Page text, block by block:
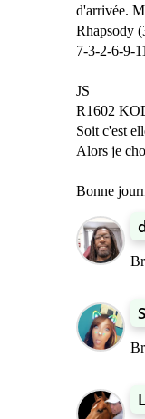
d'arrivée.
Rhapsody
7-3-2-6-9-
JS
R1602
Soit c'est
Alors je
Bonne